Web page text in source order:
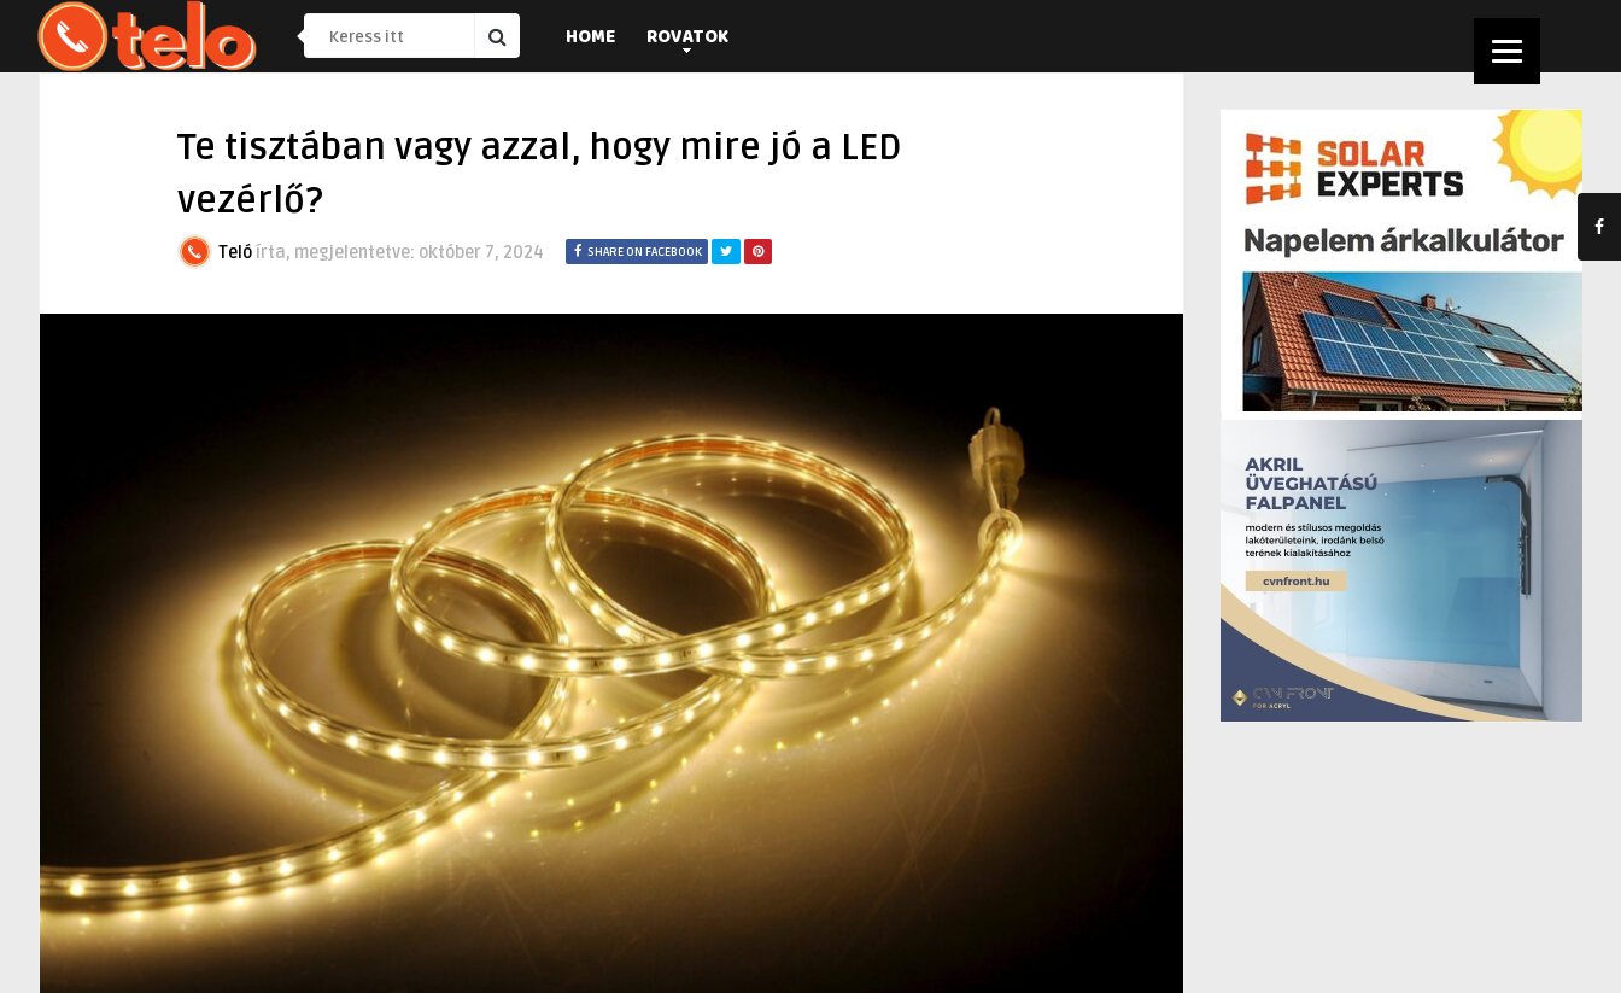
HOME ROVATOK
Te tisztában vagy azzal, hogy mire jó a LED
vezérlő?
Telóírta, megjelentetve: október 7, 2024 SHARE ON FACEBOOK